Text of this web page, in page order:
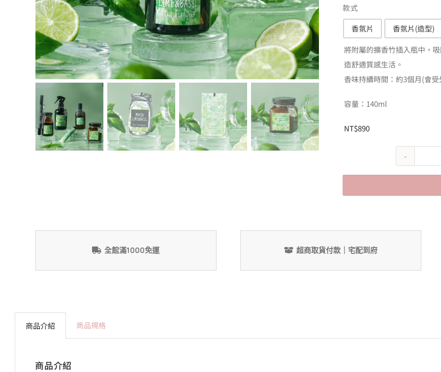
款式
香氛片 香氛片(造型)
將附屬的擴香竹插入瓶中，
造舒適質感生活。
香味持續時間：約3個月(會
容量：140ml
NT$890
全館滿1000免運 超商取貨付款｜宅配到府
商品介紹 商品規格
商品介紹